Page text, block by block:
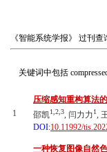
《智能系统学报》 过刊查
关键词中包括
1
压缩感知重构算法
邵凯1,2,3, 闫力力1,
DOI:10.11992/
一种恢复图像自然